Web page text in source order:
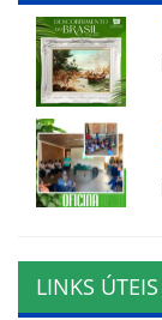
LINKS ÚTEIS